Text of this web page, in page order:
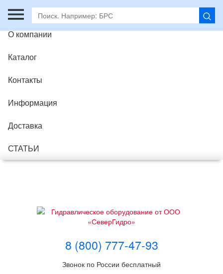
Главная
О компании
Каталог
Контакты
Информация
Доставка
СТАТЬИ
8 (800) 777-47-93
Звонок по России бесплатный